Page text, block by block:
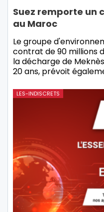
Suez remporte un
au Maroc
Le groupe
contrat de 90 millions
la décharge de
20 ans, prévoit
LES-INDISCRETS